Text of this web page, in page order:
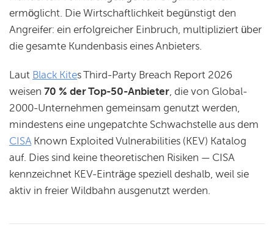
ermöglicht. Die Wirtschaftlichkeit begünstigt den
Angreifer: ein erfolgreicher Einbruch, multipliziert über
die gesamte Kundenbasis eines Anbieters.
Laut Black Kites Third-Party Breach Report 2026
weisen 70 % der Top-50-Anbieter, die von Global-
2000-Unternehmen gemeinsam genutzt werden,
mindestens eine ungepatchte Schwachstelle aus dem
CISAKnown Exploited Vulnerabilities (KEV) Katalog
auf. Dies sind keine theoretischen Risiken — CISA
kennzeichnet KEV-Einträge speziell deshalb, weil sie
aktiv in freier Wildbahn ausgenutzt werden.